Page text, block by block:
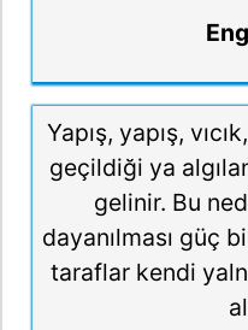
Yapış, yapış,
geçildiği ya
gelinir. Bu
dayanılması güç
taraflar kendi